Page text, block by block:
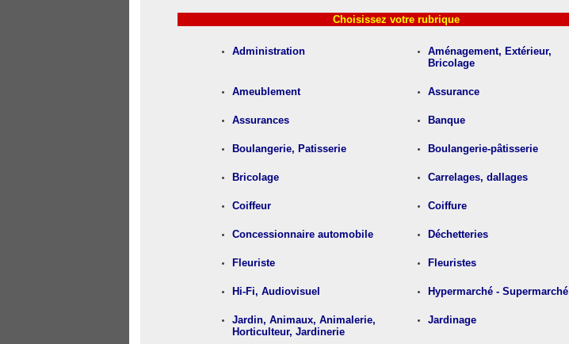
Choisissez votre rubrique
Administration
Aménagement, Extérieur,
Bricolage
Ameublement Assurance
Assurances Banque
Boulangerie, Patisserie Boulangerie-pâtisserie
Bricolage Carrelages, dallages
Coiffeur Coiffure
Concessionnaire automobile Déchetteries
Fleuriste Fleuristes
Hi-Fi, Audiovisuel Hypermarché - Supermarché
Jardin, Animaux, Animalerie,
Horticulteur, Jardinerie
Jardinage